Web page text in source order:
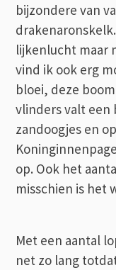
bijzondere van
lijkenlucht maar
vind ik ook erg
bloei, deze
vlinders valt een
zandoogjes en
op. Ook het
misschien is het
Met een aantal
net zo lang